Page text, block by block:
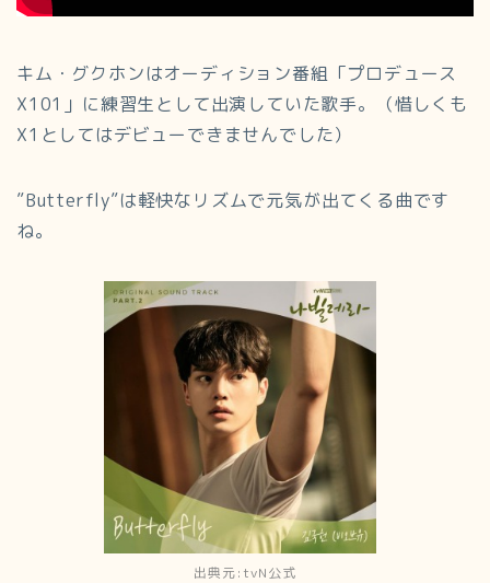
キム・グクホンはオーディション番組「プロデュース
X101」に練習生として出演していた歌手。（惜しくも
X1としてはデビューできませんでした）
”Butterfly”は軽快なリズムで元気が出てくる曲です
ね。
出典元:tvN公式